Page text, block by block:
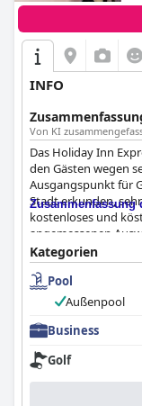
INFO
Von KI
Das Holiday Inn
den Gästen wegen
Ausgangspunkt für
Stadt erkunden,
kostenloses und
angemessenen
bewertet wurde. Die
komfortabel, auch
und abgenutzte
ein
sind freundlich,
Kundenservice.
Unterkunft für
Aufenthalt mit
Zusammenfassung
Kategorien
Pool
Außenpool
Business
Golf